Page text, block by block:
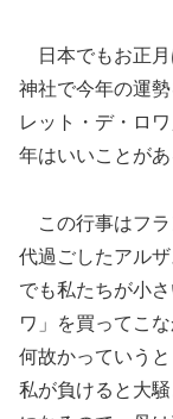
日本でもお正
神社で今年の運
レット・デ・ロ
年はいいことが
この行事はフ
代過ごしたアル
でも私たちが小
ワ」を買ってこな
何故かっていうと
私が負けると大